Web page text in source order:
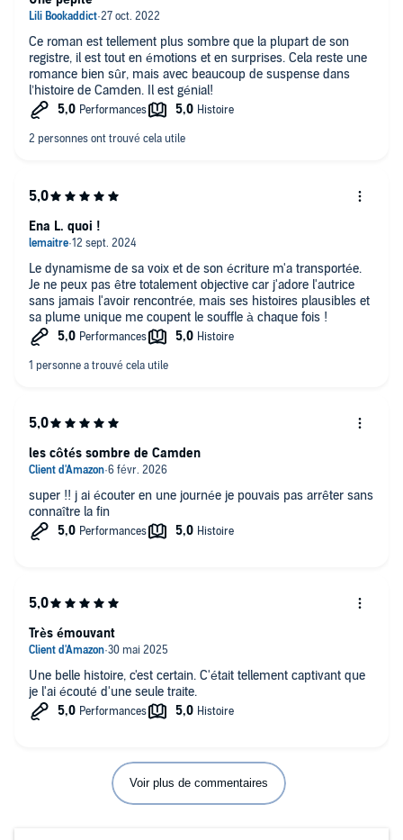
Ce roman est tellement plus sombre que la plupart de son
registre, il est tout en émotions et en surprises. Cela reste une
romance bien sûr, mais avec beaucoup de suspense dans
l’histoire de Camden. Il est génial!
Le dynamisme de sa voix et de son écriture m'a transportée.
Je ne peux pas être totalement objective car j'adore l'autrice
sans jamais l'avoir rencontrée, mais ses histoires plausibles et
sa plume unique me coupent le souffle à chaque fois !
Ena L. quoi !
super !! j ai écouter en une journée je pouvais pas arrêter sans
connaître la fin
les côtés sombre de Camden
Une belle histoire, c'est certain. C'était tellement captivant que
je l'ai écouté d'une seule traite.
Très émouvant
Voir plus de commentaires